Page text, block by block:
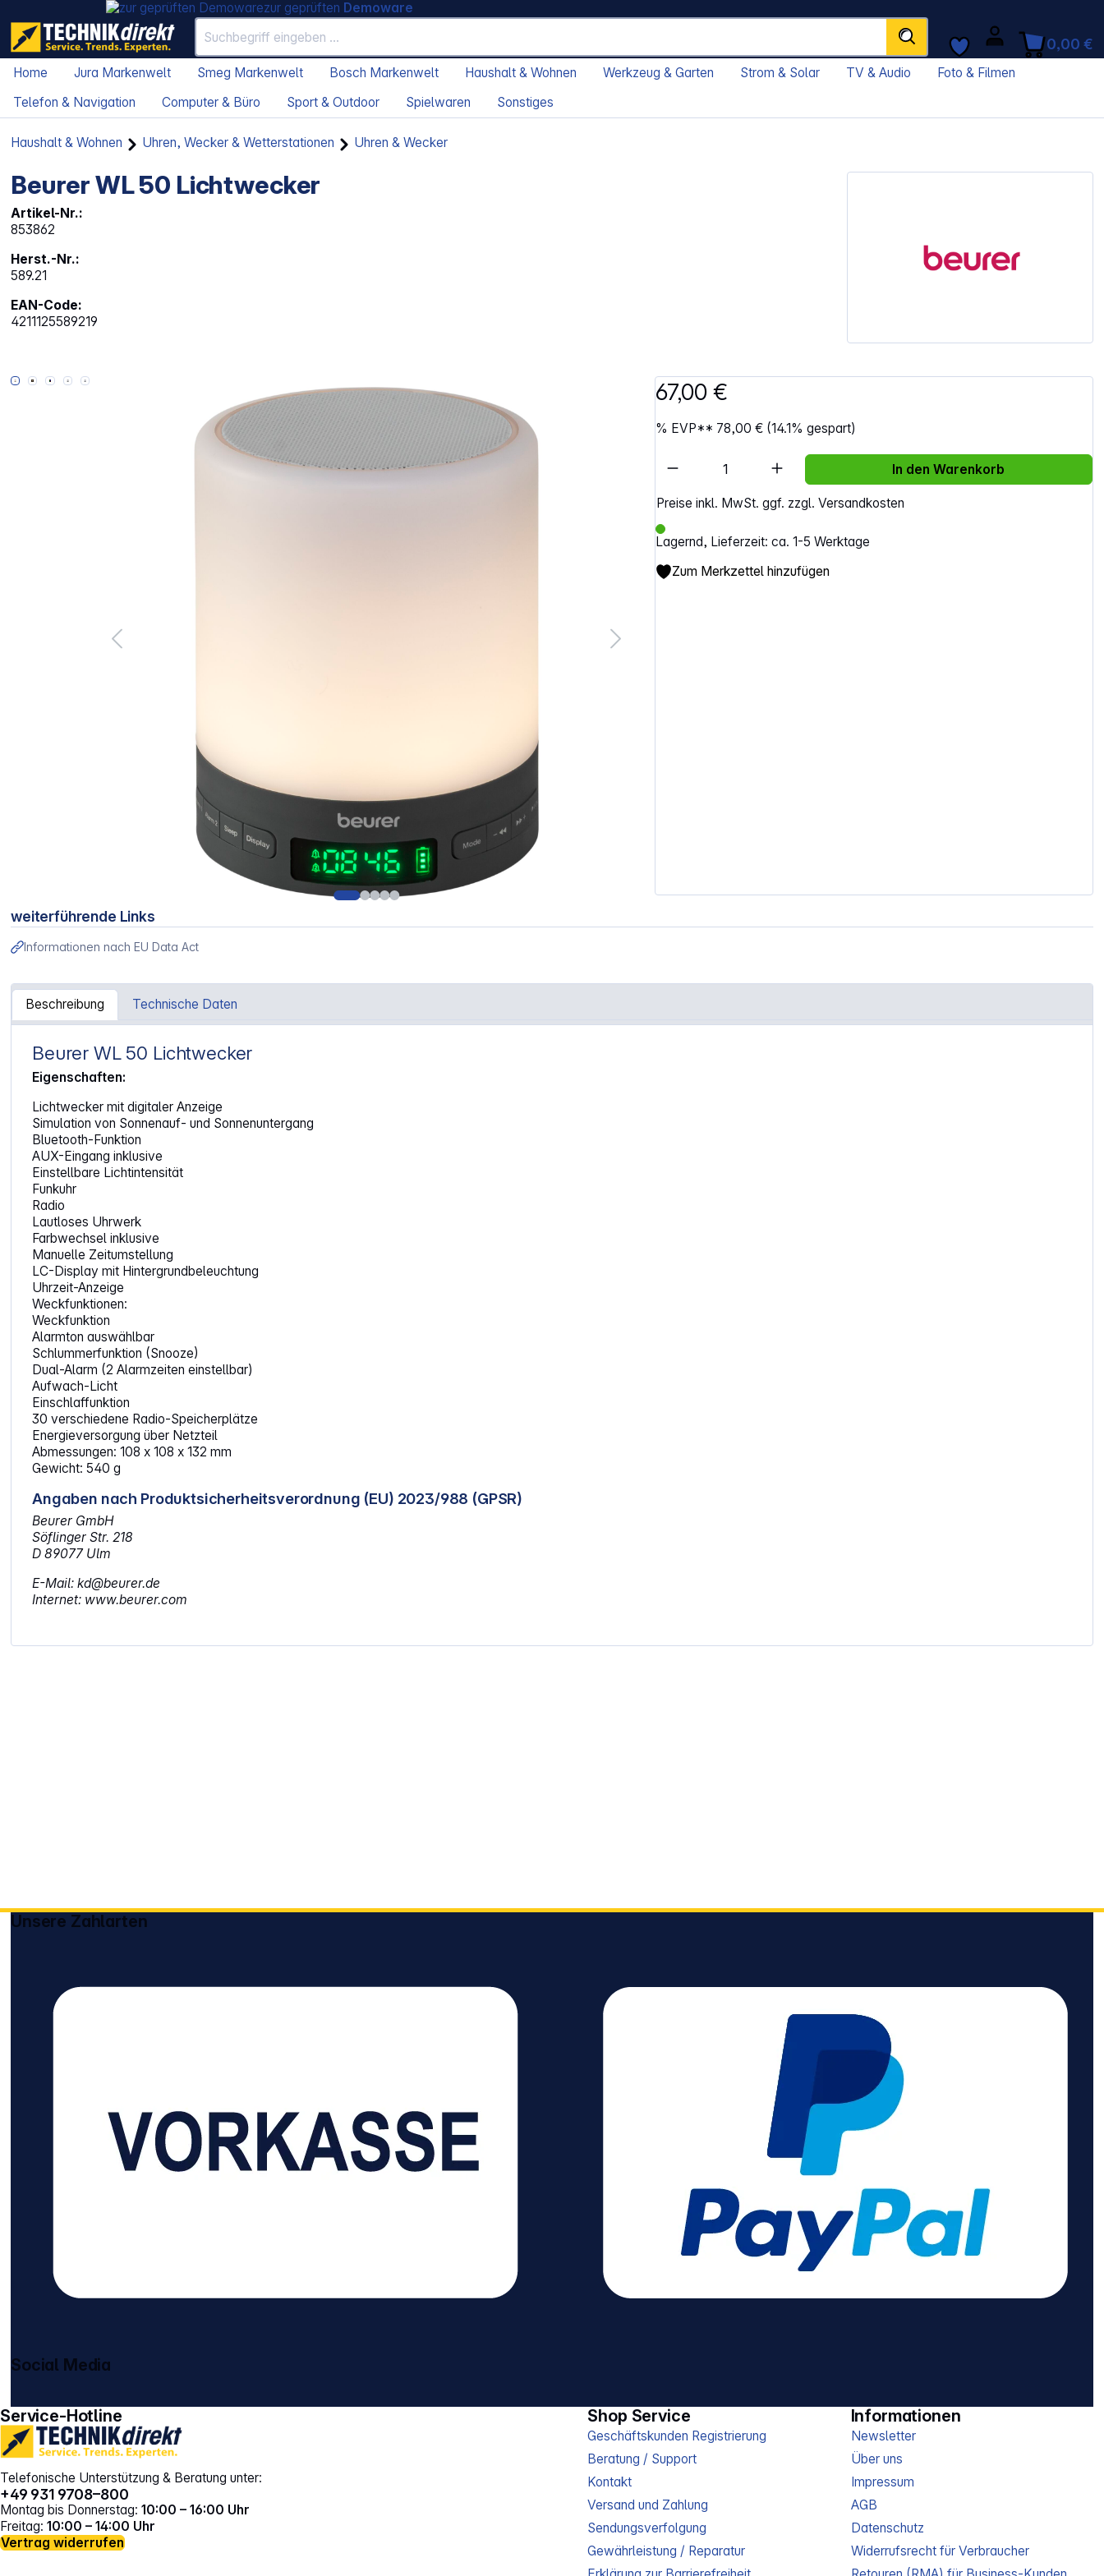
zur geprüften Demoware
0,00 €
Home Jura Markenwelt Smeg Markenwelt Bosch Markenwelt Haushalt & Wohnen Werkzeug & Garten Strom & Solar TV & Audio
Foto & Filmen
Telefon & Navigation
Computer & Büro Sport & Outdoor Spielwaren Sonstiges
Haushalt & Wohnen Uhren, Wecker & Wetterstationen Uhren & Wecker
Beurer WL 50 Lichtwecker
Artikel-Nr.:
853862
Herst.-Nr.:
589.21
EAN-Code:
4211125589219
Bildergalerie überspringen 67,00 €
% EVP** 78,00 € (14.1% gespart)
Preise inkl. MwSt. ggf. zzgl. Versandkosten
Lagernd, Lieferzeit: ca. 1-5 Werktage
Artikel Anzahl: Gib den gewünschten Wert ein
In den Warenkorb
Zum Merkzettel hinzufügen
weiterführende Links
Informationen nach EU Data Act
Beschreibung Technische Daten
Artikelinformationen "Beurer WL 50 Lichtwecker"
Beurer WL 50 Lichtwecker
Eigenschaften:
Lichtwecker mit digitaler Anzeige
Simulation von Sonnenauf- und Sonnenuntergang
Bluetooth-Funktion
AUX-Eingang inklusive
Einstellbare Lichtintensität
Funkuhr
Radio
Lautloses Uhrwerk
Farbwechsel inklusive
Manuelle Zeitumstellung
LC-Display mit Hintergrundbeleuchtung
Uhrzeit-Anzeige
Weckfunktionen:
Weckfunktion
Alarmton auswählbar
Schlummerfunktion (Snooze)
Dual-Alarm (2 Alarmzeiten einstellbar)
Aufwach-Licht
Einschlaffunktion
30 verschiedene Radio-Speicherplätze
Energieversorgung über Netzteil
Abmessungen: 108 x 108 x 132 mm
Gewicht: 540 g
Angaben nach Produktsicherheitsverordnung (EU) 2023/988 (GPSR)
Beurer GmbH
Söflinger Str. 218
D 89077 Ulm
E-Mail: kd@beurer.de
Internet: www.beurer.com
Service-Hotline
Telefonische Unterstützung & Beratung unter:
+49 931 9708–800
Montag bis Donnerstag: 10:00 – 16:00 Uhr
Freitag: 10:00 – 14:00 Uhr
Vertrag widerrufen
Shop Service
Geschäftskunden Registrierung
Beratung / Support
Kontakt
Versand und Zahlung
Sendungsverfolgung
Gewährleistung / Reparatur
Informationen
Newsletter
Über uns
Impressum
AGB
Datenschutz
Widerrufsrecht für Verbraucher
Unsere Zahlarten
Social Media